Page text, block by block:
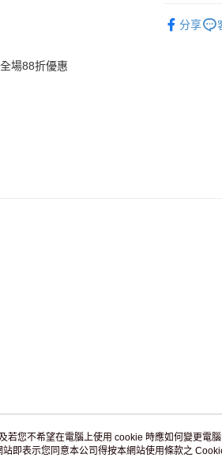
場88折優惠
分享
客戶服務
您不希望在電腦上使用 cookie 時應如何變更電
即表示您同意本公司得按本網站使用條款之